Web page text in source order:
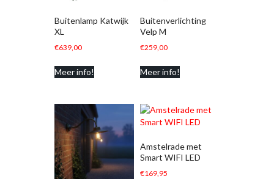
Buitenlamp Katwijk
XL
€639,00
Meer info!
Buitenverlichting
Velp M
€259,00
Meer info!
Amstelrade met
Smart WIFI LED
€169,95